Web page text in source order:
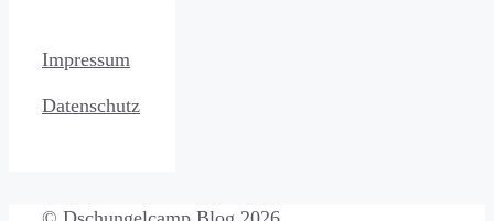
Impressum
Datenschutz